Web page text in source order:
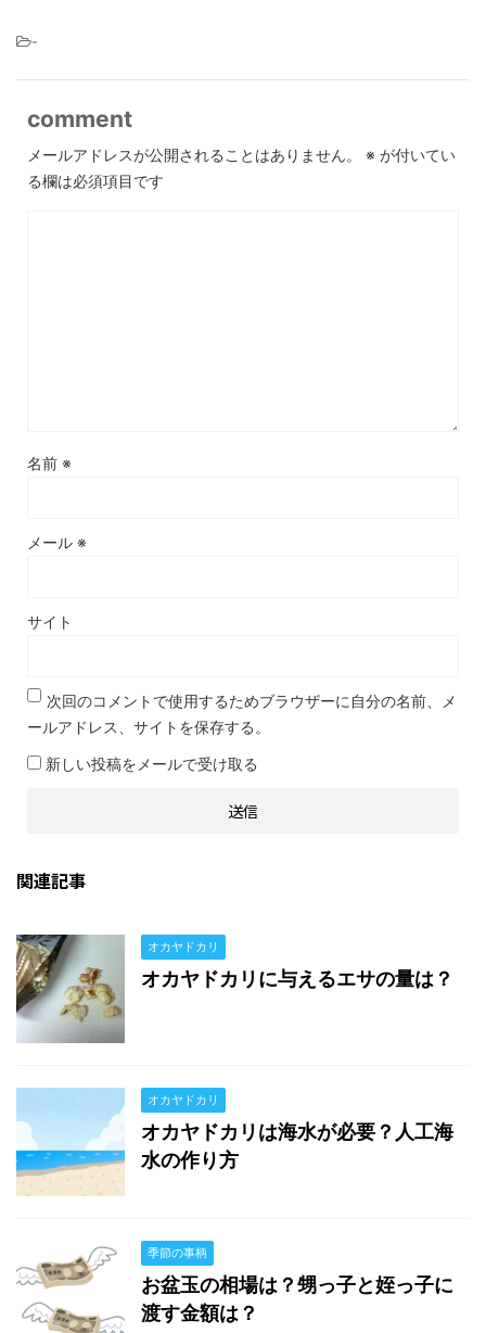
-
comment
メールアドレスが公開されることはありません。 ※ が付いてい
る欄は必須項目です
名前 ※
メール ※
サイト
次回のコメントで使用するためブラウザーに自分の名前、メ
ールアドレス、サイトを保存する。
新しい投稿をメールで受け取る
関連記事
オカヤドカリ
オカヤドカリに与えるエサの量は？
オカヤドカリ
オカヤドカリは海水が必要？人工海
水の作り方
季節の事柄
お盆玉の相場は？甥っ子と姪っ子に
渡す金額は？